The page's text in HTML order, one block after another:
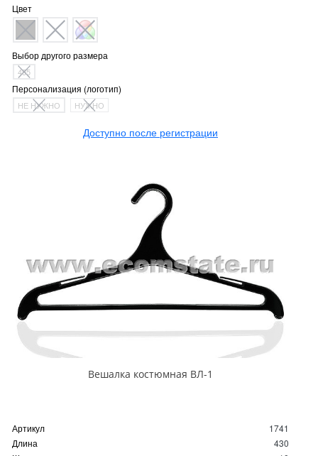
Цвет
Выбор другого размера
455
Персонализация (логотип)
НЕ НУЖНО НУЖНО
Доступно после регистрации
Вешалка костюмная ВЛ-1
Артикул
1741
Длина
430